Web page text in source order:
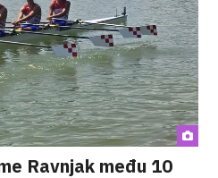
Ravnjak među 10